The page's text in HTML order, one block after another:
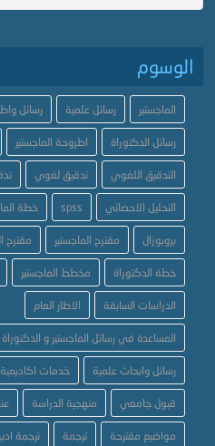
الوسوم
الماجستير رسائل علمية رسائل
رسائل الدكتوراة اطروحة الماجستير
التدقيق اللغوي تدقيق لغوي
التحليل الاحصائي spss خطة
بروبوزال مقترح الماجستير مقترح
خطة الدكتوراة مخطط الماجستير
الدراسات السابقة الاطار العام
المساعدة في رسائل الماجستير و
رسائل وابحاث علمية خدمات اكاديمية
قبول جامعي منهجية الدراسة
مواضيع مقترحة ترجمة ترجمة